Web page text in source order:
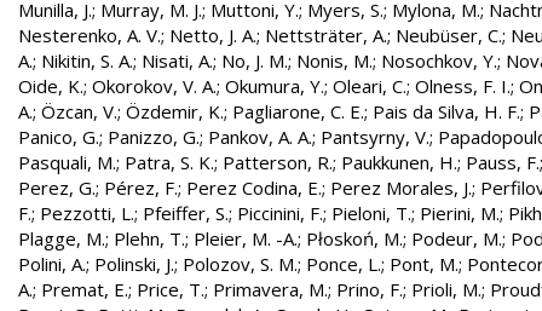
Munilla, J.; Murray, M. J.; Muttoni, Y.; Myers, S.; Mylona, M.;
Nesterenko, A. V.; Netto, J. A.; Nettsträter, A.; Neubüser, C.;
A.; Nikitin, S. A.; Nisati, A.; No, J. M.; Nonis, M.; Nosochkov, Y.;
Oide, K.; Okorokov, V. A.; Okumura, Y.; Oleari, C.; Olness, F. I.;
A.; Özcan, V.; Özdemir, K.; Pagliarone, C. E.; Pais da Silva, H. F.;
Panico, G.; Panizzo, G.; Pankov, A. A.; Pantsyrny, V.;
Pasquali, M.; Patra, S. K.; Patterson, R.; Paukkunen, H.; Pauss, F.
Perez, G.; Pérez, F.; Perez Codina, E.; Perez Morales, J.;
F.; Pezzotti, L.; Pfeiffer, S.; Piccinini, F.; Pieloni, T.; Pierini, M.;
Plagge, M.; Plehn, T.; Pleier, M. -A.; Płoskoń, M.; Podeur, M.;
Polini, A.; Polinski, J.; Polozov, S. M.; Ponce, L.; Pont, M.;
A.; Premat, E.; Price, T.; Primavera, M.; Prino, F.; Prioli, M.;